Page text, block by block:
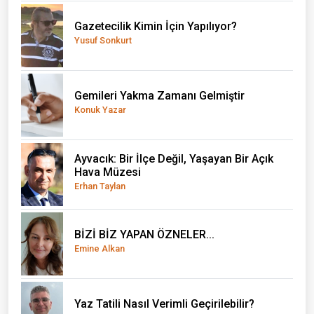
Gazetecilik Kimin İçin Yapılıyor?
Yusuf Sonkurt
Gemileri Yakma Zamanı Gelmiştir
Konuk Yazar
Ayvacık: Bir İlçe Değil, Yaşayan Bir Açık
Hava Müzesi
Erhan Taylan
BİZİ BİZ YAPAN ÖZNELER...
Emine Alkan
Yaz Tatili Nasıl Verimli Geçirilebilir?